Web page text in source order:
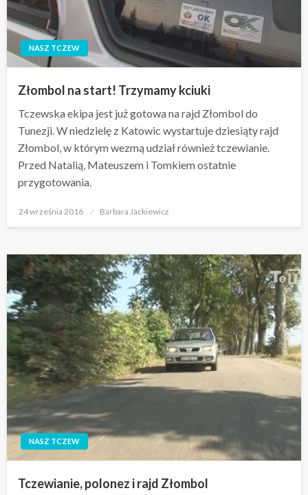
NASZ TCZEW
Złombol na start! Trzymamy kciuki
Tczewska ekipa jest już gotowa na rajd Złombol do
Tunezji. W niedzielę z Katowic wystartuje dziesiąty rajd
Złombol, w którym wezmą udział również tczewianie.
Przed Natalią, Mateuszem i Tomkiem ostatnie
przygotowania.
Opublikowane
24 września 2016 Barbara Jackiewicz
NASZ TCZEW
Tczewianie, polonez i rajd Złombol